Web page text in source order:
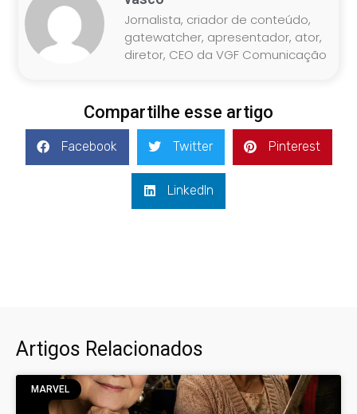
Jornalista, criador de conteúdo,
gatewatcher, apresentador, ator,
diretor, CEO da VGF Comunicação
Compartilhe esse artigo
Facebook Twitter Pinterest
LinkedIn
Artigos Relacionados
MARVEL